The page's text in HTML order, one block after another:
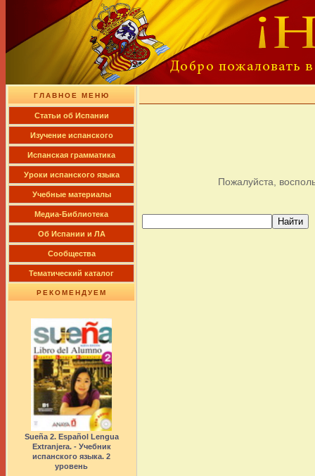
ГЛАВНОЕ МЕНЮ
Cтатьи об Испании
Изучение испанского
Испанская грамматика
Уроки испанского языка
Учебные материалы
Медиа-Библиотека
Об Испании и ЛА
Сообщества
Тематический каталог
РЕКОМЕНДУЕМ
Sueña 2. Español Lengua
Extranjera. - Учебник
испанского языка. 2
уровень
Пожалуйста,